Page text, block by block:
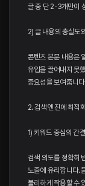
글 중 단 2-3개만이
2) 글 내용의 충실도
콘텐츠 본문 내용은
유입을 끌어내지 못
중요성을 보여줍니다.
2. 검색 엔진에 최적
1) 키워드 중심의 간
검색 의도를 정확히
노출에 유리합니다.
불리하게 작용할 수